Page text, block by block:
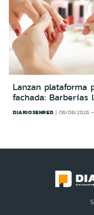
Lanzan plataforma
fachada: Barberías
DIARIOSENRED 06/08/2026 -